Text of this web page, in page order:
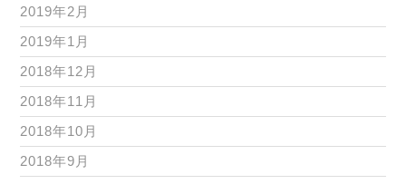
2019年2月
2019年1月
2018年12月
2018年11月
2018年10月
2018年9月